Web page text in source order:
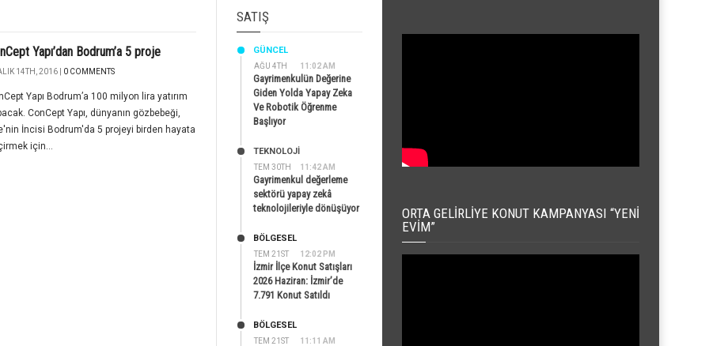
Yapı’dan Bodrum’a 5 proje
14TH, 2016 | 0 COMMENTS
Yapı Bodrum’a 100 milyon lira yatırım
ConCept Yapı, dünyanın gözbebeği,
İncisi Bodrum'da 5 projeyi birden hayata
için...
SATIŞ
AĞU 4TH 11:02 AM
GÜNCEL
Gayrimenkulün Değerine
Giden Yolda Yapay Zeka
Ve Robotik Öğrenme
Başlıyor
TEM 30TH 11:42 AM
TEKNOLOJİ
Gayrimenkul değerleme
sektörü yapay zekâ
teknolojileriyle dönüşüyor
TEM 21ST 12:02 PM
BÖLGESEL
İzmir İlçe Konut Satışları
2026 Haziran: İzmir’de
7.791 Konut Satıldı
TEM 21ST 11:11 AM
BÖLGESEL
ORTA GELIRLIYE KONUT KAMPANYASI “YENI
EVIM”